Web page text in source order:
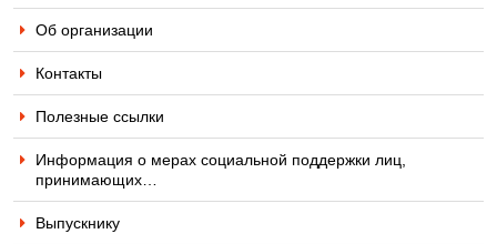
Об организации
Контакты
Полезные ссылки
Информация о мерах социальной поддержки лиц,
принимающих…
Выпускнику